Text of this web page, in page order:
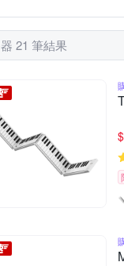
21 筆結果
$